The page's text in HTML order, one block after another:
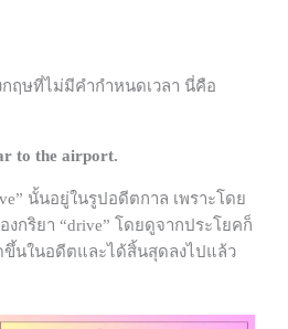
ฤษที่ไม่มีคำกำหนดเวลา นี่คือ
to the airport.
นั้นอยู่ในรูปอดีตกาล เพราะโดย
กริยา “drive” โดยดูจากประโยคก็
ขึ้นในอดีตและได้สิ้นสุดลงไปแล้ว